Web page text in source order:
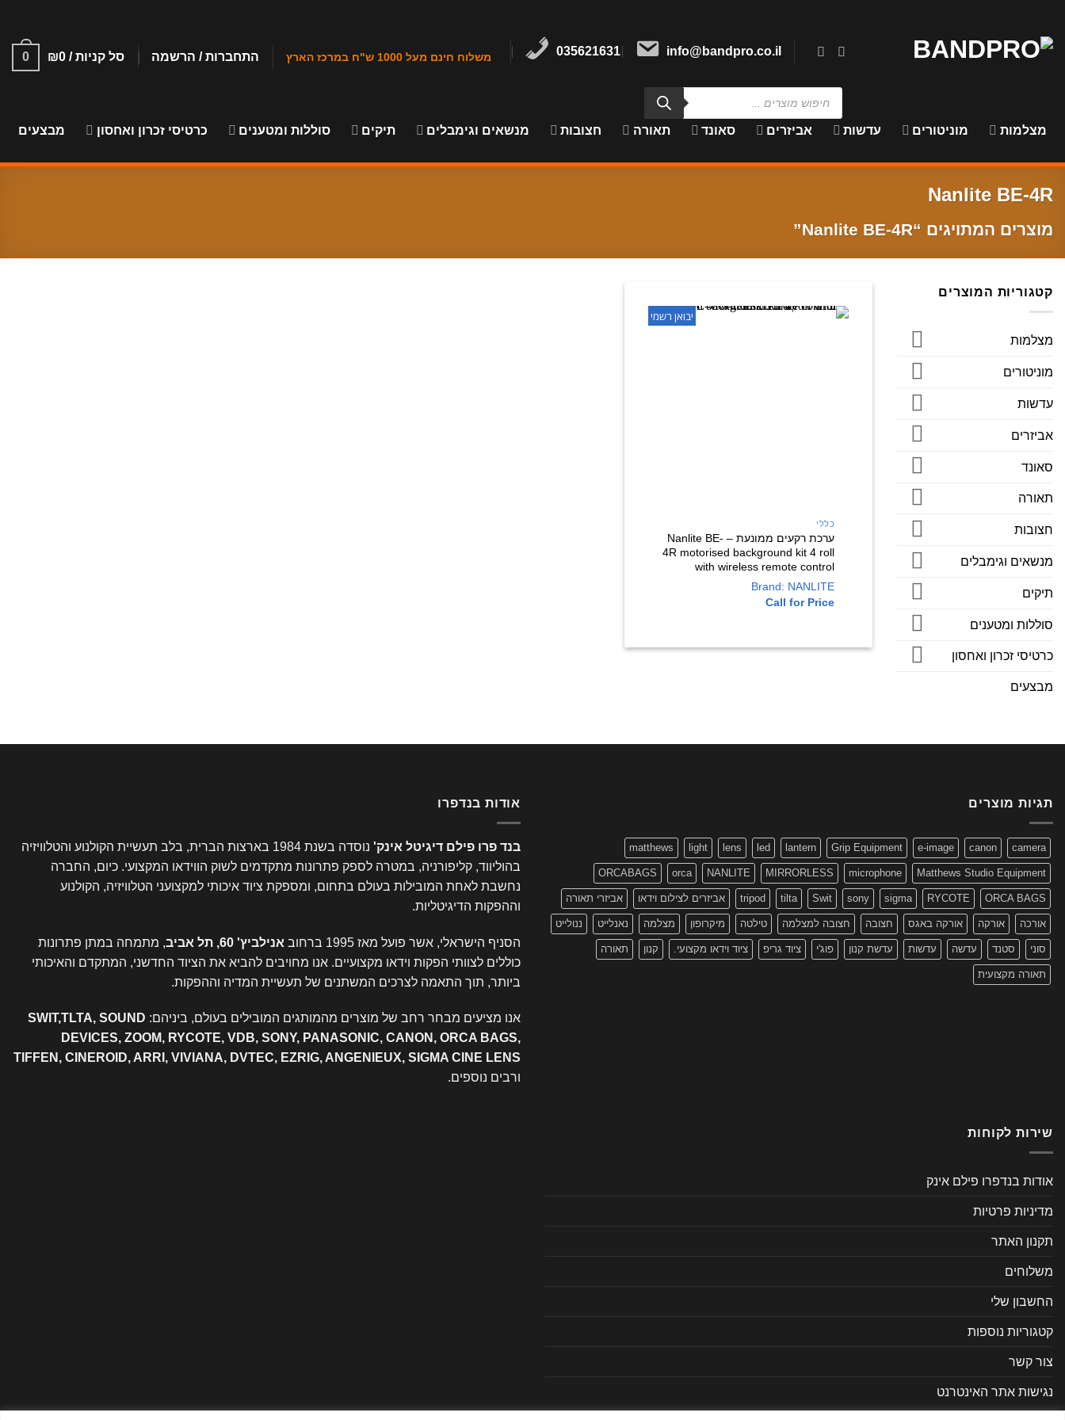
content
info@bandpro.co.il
035621631
Products
search
משלוח חינם מעל 1000 ש"ח במרכז הארץ התחברות / הרשמה סל קניות / ₪0
0
מצלמות מוניטורים עדשות אביזרים סאונד תאורה חצובות מנשאים וגימבלים תיקים סוללות ומטענים כרטיסי זכרון ואחסון מבצעים
Nanlite BE-4R
מוצרים המתויגים “Nanlite BE-4R”
קטגוריות המוצרים
מצלמות
מוניטורים
עדשות
אביזרים
סאונד
תאורה
חצובות
מנשאים וגימבלים
תיקים
סוללות ומטענים
כרטיסי זכרון ואחסון
מבצעים
יבואן רשמי
כללי
ערכת רקעים ממונעת – Nanlite BE-
4R motorised background kit 4 roll
with wireless remote control
Brand: NANLITE
Call for Price
תגיות מוצרים
camera
canon
e-image
Grip Equipment
lantern
led
lens
light
matthews
Matthews Studio Equipment
microphone
MIRRORLESS
NANLITE
orca
ORCABAGS
ORCA BAGS
RYCOTE
sigma
sony
Swit
tilta
tripod אביזרים לצילום וידאו אביזרי תאורה
אורכה אורקה אורקה באגס חצובה חצובה למצלמה טילטה מיקרופון מצלמה נאנלייט ננולייט
סוני סטנד עדשה עדשות עדשת קנון פוג'י ציוד גריפ ציוד וידאו מקצועי. קנון תאורה
תאורה מקצועית
אודות בנדפרו
בנד פרו פילם דיגיטל אינק'
נוסדה בשנת 1984 בארצות הברית, בלב תעשיית הקולנוע והטלוויזיה
בהוליווד, קליפורניה, במטרה לספק פתרונות מתקדמים לשוק הווידאו המקצועי. כיום, החברה
נחשבת לאחת המובילות בעולם בתחום, ומספקת ציוד איכותי למקצועני הטלוויזיה, הקולנוע
וההפקות הדיגיטליות.
הסניף הישראלי, אשר פועל מאז 1995 ברחוב אנילביץ' 60, תל אביב
, מתמחה במתן פתרונות
כוללים לצוותי הפקות וידאו מקצועיים. אנו מחויבים להביא את הציוד החדשני, המתקדם והאיכותי
ביותר, תוך התאמה לצרכים המשתנים של תעשיית המדיה וההפקות.
אנו מציעים מבחר רחב של מוצרים מהמותגים המובילים בעולם, ביניהם: SWIT,TLTA, SOUND
DEVICES, ZOOM, RYCOTE, VDB, SONY, PANASONIC, CANON, ORCA BAGS,
TIFFEN, CINEROID, ARRI, VIVIANA, DVTEC, EZRIG, ANGENIEUX, SIGMA CINE LENS
ורבים נוספים.
שירות לקוחות
אודות בנדפרו פילם אינק
מדיניות פרטיות
תקנון האתר
משלוחים
החשבון שלי
קטגוריות נוספות
צור קשר
נגישות אתר האינטרנט